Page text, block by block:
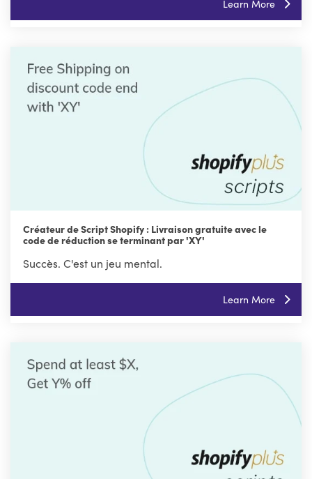
Learn More
Créateur de Script Shopify : Livraison gratuite avec le
code de réduction se terminant par 'XY'
Succès. C'est un jeu mental.
Learn More